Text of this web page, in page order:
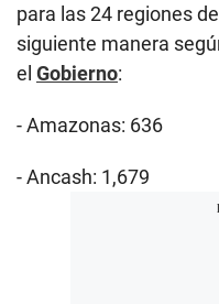
para las 24 regiones
siguiente manera
el Gobierno:
- Amazonas: 636
- Ancash: 1,679